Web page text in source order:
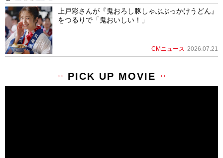
上戸彩さんが『鬼おろし豚しゃぶぶっかけうどん』
をつるりで「鬼おいしい！」
CMニュース 2026.07.21
PICK UP MOVIE